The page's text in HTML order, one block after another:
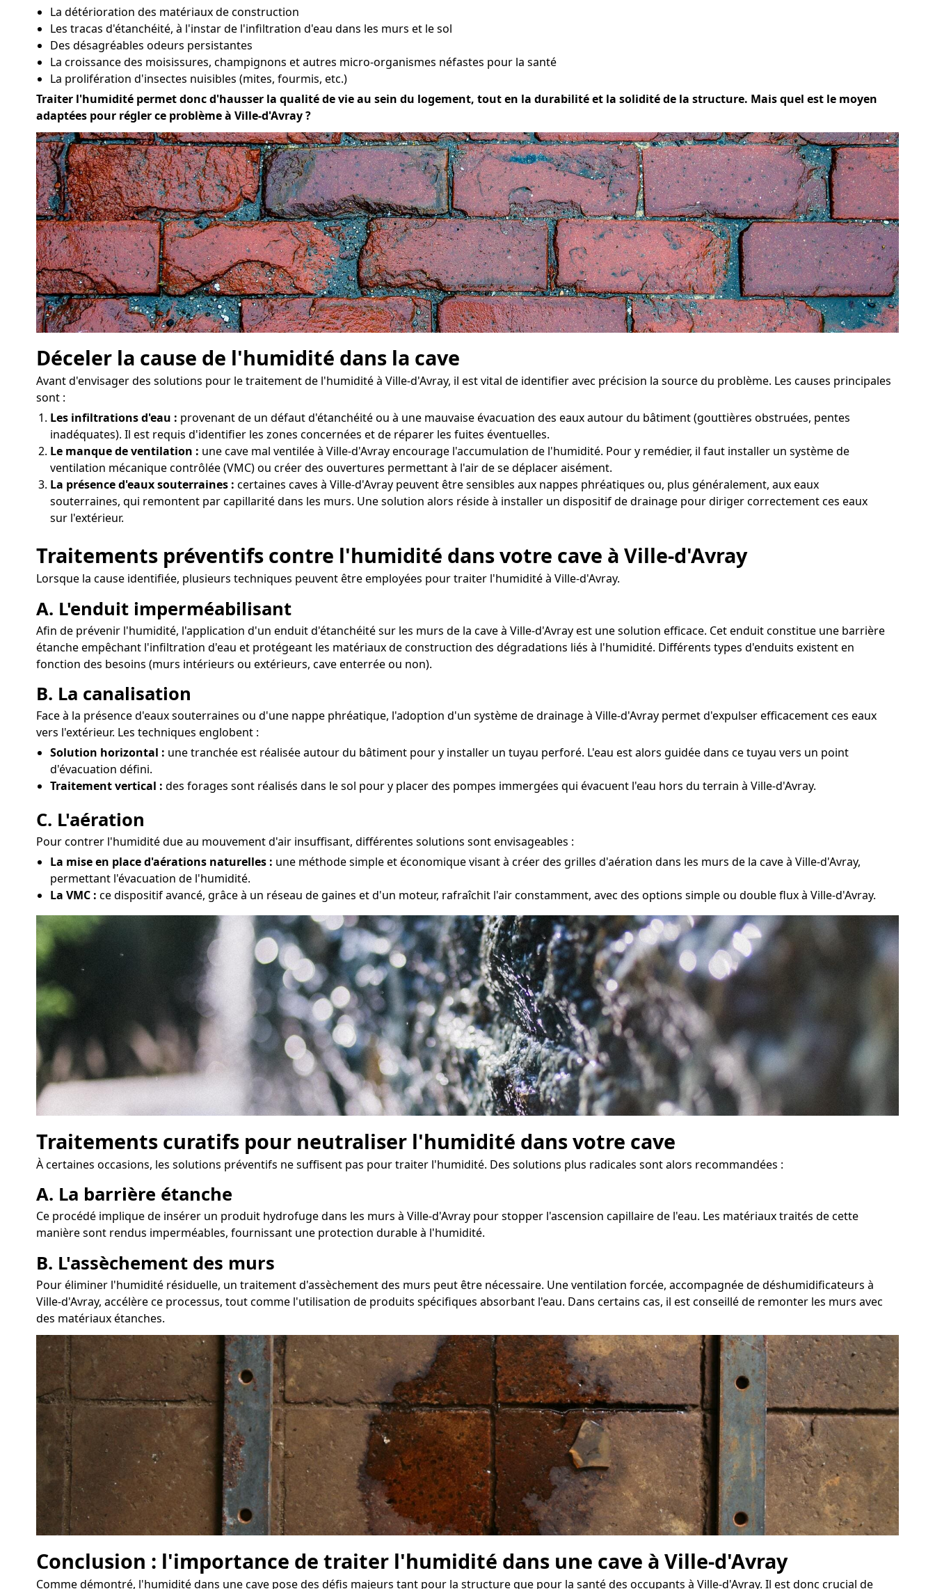
La détérioration des matériaux de construction
Les tracas d'étanchéité, à l'instar de l'infiltration d'eau dans les murs et le sol
Des désagréables odeurs persistantes
La croissance des moisissures, champignons et autres micro-organismes néfastes pour la santé
La prolifération d'insectes nuisibles (mites, fourmis, etc.)
Traiter l'humidité permet donc d'hausser la qualité de vie au sein du logement, tout en la durabilité et la solidité de la structure. Mais quel est le moyen
adaptées pour régler ce problème à Ville-d'Avray ?
Déceler la cause de l'humidité dans la cave
Avant d'envisager des solutions pour le traitement de l'humidité à Ville-d'Avray, il est vital de identifier avec précision la source du problème. Les causes principales
sont :
Les infiltrations d'eau : provenant de un défaut d'étanchéité ou à une mauvaise évacuation des eaux autour du bâtiment (gouttières obstruées, pentes
inadéquates). Il est requis d'identifier les zones concernées et de réparer les fuites éventuelles.
Le manque de ventilation : une cave mal ventilée à Ville-d'Avray encourage l'accumulation de l'humidité. Pour y remédier, il faut installer un système de
ventilation mécanique contrôlée (VMC) ou créer des ouvertures permettant à l'air de se déplacer aisément.
La présence d'eaux souterraines : certaines caves à Ville-d'Avray peuvent être sensibles aux nappes phréatiques ou, plus généralement, aux eaux
souterraines, qui remontent par capillarité dans les murs. Une solution alors réside à installer un dispositif de drainage pour diriger correctement ces eaux
sur l'extérieur.
Traitements préventifs contre l'humidité dans votre cave à Ville-d'Avray
Lorsque la cause identifiée, plusieurs techniques peuvent être employées pour traiter l'humidité à Ville-d'Avray.
A. L'enduit imperméabilisant
Afin de prévenir l'humidité, l'application d'un enduit d'étanchéité sur les murs de la cave à Ville-d'Avray est une solution efficace. Cet enduit constitue une barrière
étanche empêchant l'infiltration d'eau et protégeant les matériaux de construction des dégradations liés à l'humidité. Différents types d'enduits existent en
fonction des besoins (murs intérieurs ou extérieurs, cave enterrée ou non).
B. La canalisation
Face à la présence d'eaux souterraines ou d'une nappe phréatique, l'adoption d'un système de drainage à Ville-d'Avray permet d'expulser efficacement ces eaux
vers l'extérieur. Les techniques englobent :
Solution horizontal : une tranchée est réalisée autour du bâtiment pour y installer un tuyau perforé. L'eau est alors guidée dans ce tuyau vers un point
d'évacuation défini.
Traitement vertical : des forages sont réalisés dans le sol pour y placer des pompes immergées qui évacuent l'eau hors du terrain à Ville-d'Avray.
C. L'aération
Pour contrer l'humidité due au mouvement d'air insuffisant, différentes solutions sont envisageables :
La mise en place d'aérations naturelles : une méthode simple et économique visant à créer des grilles d'aération dans les murs de la cave à Ville-d'Avray,
permettant l'évacuation de l'humidité.
La VMC : ce dispositif avancé, grâce à un réseau de gaines et d'un moteur, rafraîchit l'air constamment, avec des options simple ou double flux à Ville-d'Avray.
Traitements curatifs pour neutraliser l'humidité dans votre cave
À certaines occasions, les solutions préventifs ne suffisent pas pour traiter l'humidité. Des solutions plus radicales sont alors recommandées :
A. La barrière étanche
Ce procédé implique de insérer un produit hydrofuge dans les murs à Ville-d'Avray pour stopper l'ascension capillaire de l'eau. Les matériaux traités de cette
manière sont rendus imperméables, fournissant une protection durable à l'humidité.
B. L'assèchement des murs
Pour éliminer l'humidité résiduelle, un traitement d'assèchement des murs peut être nécessaire. Une ventilation forcée, accompagnée de déshumidificateurs à
Ville-d'Avray, accélère ce processus, tout comme l'utilisation de produits spécifiques absorbant l'eau. Dans certains cas, il est conseillé de remonter les murs avec
des matériaux étanches.
Conclusion : l'importance de traiter l'humidité dans une cave à Ville-d'Avray
Comme démontré, l'humidité dans une cave pose des défis majeurs tant pour la structure que pour la santé des occupants à Ville-d'Avray. Il est donc crucial de